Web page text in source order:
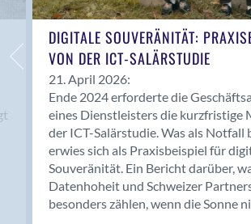
Balzers
Basel
Bassersdorf
Belp
Bendern
Benken (SG)
Bergdietikon
Berlin
Bern
Bern - Liebefeld
DIGITALE SOUVERÄNITÄT:
VON DER ICT-SALÄRSTUDIE
21. April 2026:
Ende 2024 erforderte die
eines Dienstleisters die kurzfristige
der ICT-Salärstudie. Was als Notfall
erwies sich als Praxisbeispiel für
Souveränität. Ein Bericht darüber,
Datenhoheit und Schweizer
besonders zählen, wenn die Sonne